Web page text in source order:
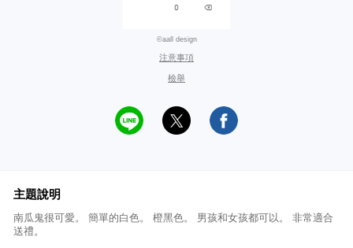
©aall design
注意事項
檢舉
主題說明
南瓜鬼很可愛。 簡單的白色。 橙黑色。 男孩和女孩都可以。 非常適合
送禮。